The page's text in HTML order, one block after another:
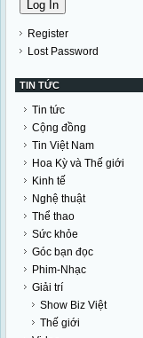
Register
Lost Password
TIN TỨC
Tin tức
Cộng đồng
Tin Việt Nam
Hoa Kỳ và Thế giới
Kinh tế
Nghệ thuật
Thể thao
Sức khỏe
Góc bạn đọc
Phim-Nhạc
Giải trí
Show Biz Việt
Thế giới